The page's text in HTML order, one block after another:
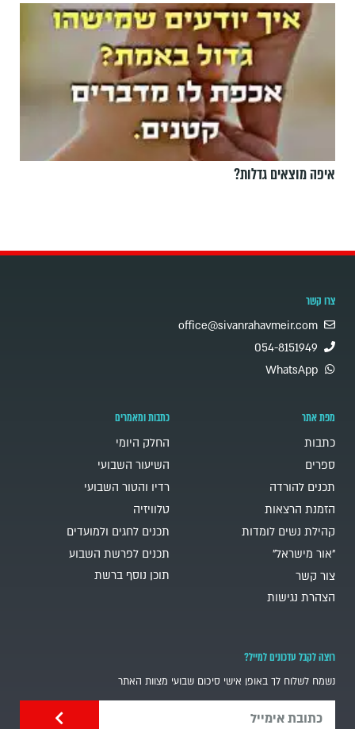
איפה מוצאים גדלות?
צרו קשר
office@sivanrahavmeir.com
054-8151949
WhatsApp
מפת אתר
כתבות
ספרים
תכנים להורדה
הזמנת הרצאות
קהילת נשים לומדות
"אור מישראל"
צור קשר
הצהרת נגישות
כתבות ומאמרים
החלק היומי
השיעור השבועי
רדיו והטור השבועי
טלוויזיה
תכנים לחגים ולמועדים
תכנים לפרשת השבוע
תוכן נוסף ברשת
רוצה לקבל עדכונים למייל?
נשמח לשלוח לך באופן אישי סיכום שבועי מצוות האתר